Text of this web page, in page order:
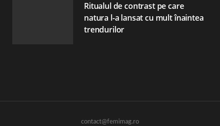
Ritualul de contrast pe care
natura l-a lansat cu mult înaintea
trendurilor
contact@femimag.ro